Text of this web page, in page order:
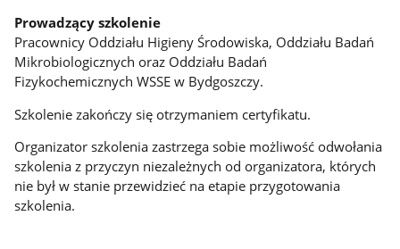
Prowadzący szkolenie
Pracownicy Oddziału Higieny Środowiska, Oddziału Badań
Mikrobiologicznych oraz Oddziału Badań
Fizykochemicznych WSSE w Bydgoszczy.
Szkolenie zakończy się otrzymaniem certyfikatu.
Organizator szkolenia zastrzega sobie możliwość odwołania
szkolenia z przyczyn niezależnych od organizatora, których
nie był w stanie przewidzieć na etapie przygotowania
szkolenia.